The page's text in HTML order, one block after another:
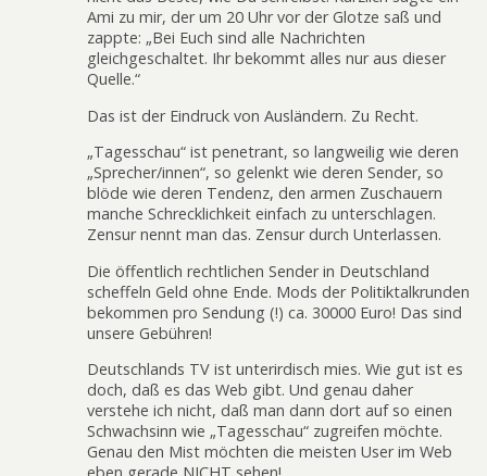
Ami zu mir, der um 20 Uhr vor der Glotze saß und
zappte: „Bei Euch sind alle Nachrichten
gleichgeschaltet. Ihr bekommt alles nur aus dieser
Quelle.“
Das ist der Eindruck von Ausländern. Zu Recht.
„Tagesschau“ ist penetrant, so langweilig wie deren
„Sprecher/innen“, so gelenkt wie deren Sender, so
blöde wie deren Tendenz, den armen Zuschauern
manche Schrecklichkeit einfach zu unterschlagen.
Zensur nennt man das. Zensur durch Unterlassen.
Die öffentlich rechtlichen Sender in Deutschland
scheffeln Geld ohne Ende. Mods der Politiktalkrunden
bekommen pro Sendung (!) ca. 30000 Euro! Das sind
unsere Gebühren!
Deutschlands TV ist unterirdisch mies. Wie gut ist es
doch, daß es das Web gibt. Und genau daher
verstehe ich nicht, daß man dann dort auf so einen
Schwachsinn wie „Tagesschau“ zugreifen möchte.
Genau den Mist möchten die meisten User im Web